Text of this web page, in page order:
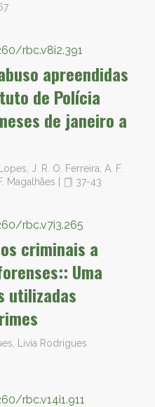
rbc.v8i2.391
apreendidas
de Polícia
de janeiro a
J. R. O. Ferreira, A. F.
Magalhães
37-43
rbc.v7i3.265
criminais a
Uma
utilizadas
Livia Rodrigues
rbc.v14i1.911